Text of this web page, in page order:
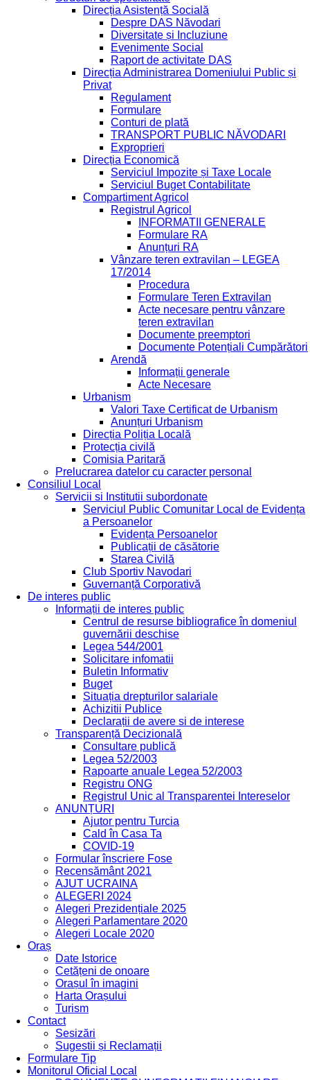
Direcția Asistență Socială
Despre DAS Năvodari
Diversitate și Incluziune
Evenimente Social
Raport de activitate DAS
Direcția Administrarea Domeniului Public și
Privat
Regulament
Formulare
Conturi de plată
TRANSPORT PUBLIC NĂVODARI
Exproprieri
Direcția Economică
Serviciul Impozite și Taxe Locale
Serviciul Buget Contabilitate
Compartiment Agricol
Registrul Agricol
INFORMATII GENERALE
Formulare RA
Anunțuri RA
Vânzare teren extravilan – LEGEA
17/2014
Procedura
Formulare Teren Extravilan
Acte necesare pentru vânzare
teren extravilan
Documente preemptori
Documente Potențiali Cumpărători
Arendă
Informații generale
Acte Necesare
Urbanism
Valori Taxe Certificat de Urbanism
Anunțuri Urbanism
Direcția Poliția Locală
Protecția civilă
Comisia Paritară
Prelucrarea datelor cu caracter personal
Consiliul Local
Servicii si Institutii subordonate
Serviciul Public Comunitar Local de Evidența
a Persoanelor
Evidența Persoanelor
Publicații de căsătorie
Starea Civilă
Club Sportiv Navodari
Guvernanță Corporativă
De interes public
Informații de interes public
Centrul de resurse bibliografice în domeniul
guvernării deschise
Legea 544/2001
Solicitare infomatii
Buletin Informativ
Buget
Situația drepturilor salariale
Achizitii Publice
Declarații de avere si de interese
Transparență Decizională
Consultare publică
Legea 52/2003
Rapoarte anuale Legea 52/2003
Registru ONG
Registrul Unic al Transparentei Intereselor
ANUNȚURI
Ajutor pentru Turcia
Cald în Casa Ta
COVID-19
Formular înscriere Fose
Recensământ 2021
AJUT UCRAINA
ALEGERI 2024
Alegeri Prezidențiale 2025
Alegeri Parlamentare 2020
Alegeri Locale 2020
Oraș
Date Istorice
Cetățeni de onoare
Orașul în imagini
Harta Orașului
Turism
Contact
Sesizări
Sugestii și Reclamații
Formulare Tip
Monitorul Oficial Local